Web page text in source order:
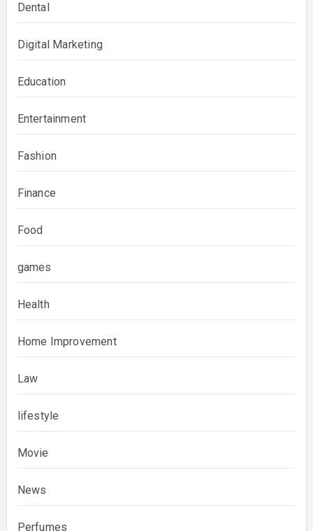
Dental
Digital Marketing
Education
Entertainment
Fashion
Finance
Food
games
Health
Home Improvement
Law
lifestyle
Movie
News
Perfumes